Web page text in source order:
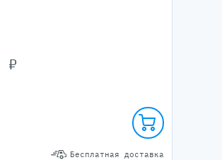
Бесплатная доставка
₽